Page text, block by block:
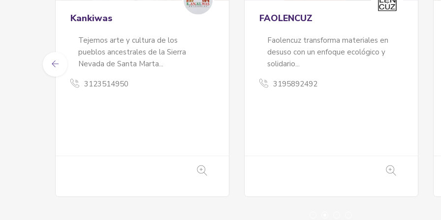
Ainá-Munai
Instrumentos musicales Andino –
Amazónicos hechos a mano con amor
en...
3208150367
La Candelaria
IMPRESJHOB3D
Impresjhob3D es un emprendimiento
impresión 3D...